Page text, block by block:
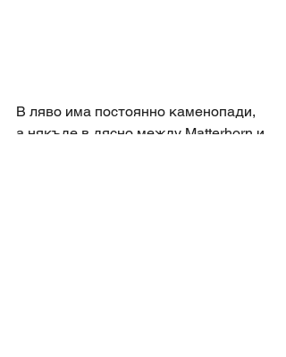
В ляво има постоянно каменопади,
а някъде в дясно между Matterhorn и